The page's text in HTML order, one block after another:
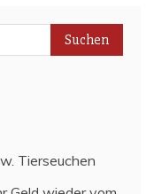
Tierseuchen